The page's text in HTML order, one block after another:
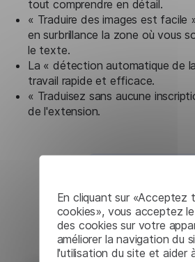
En cliquant sur «Acceptez
cookies», vous acceptez
des cookies sur votre
améliorer la navigation du
l'utilisation du site et aider
tout comprendre en détail.
« Traduire des images est
en surbrillance la zone où vous
le texte.
La « détection automatique de
travail rapide et efficace.
« Traduisez sans aucune
de l'extension.